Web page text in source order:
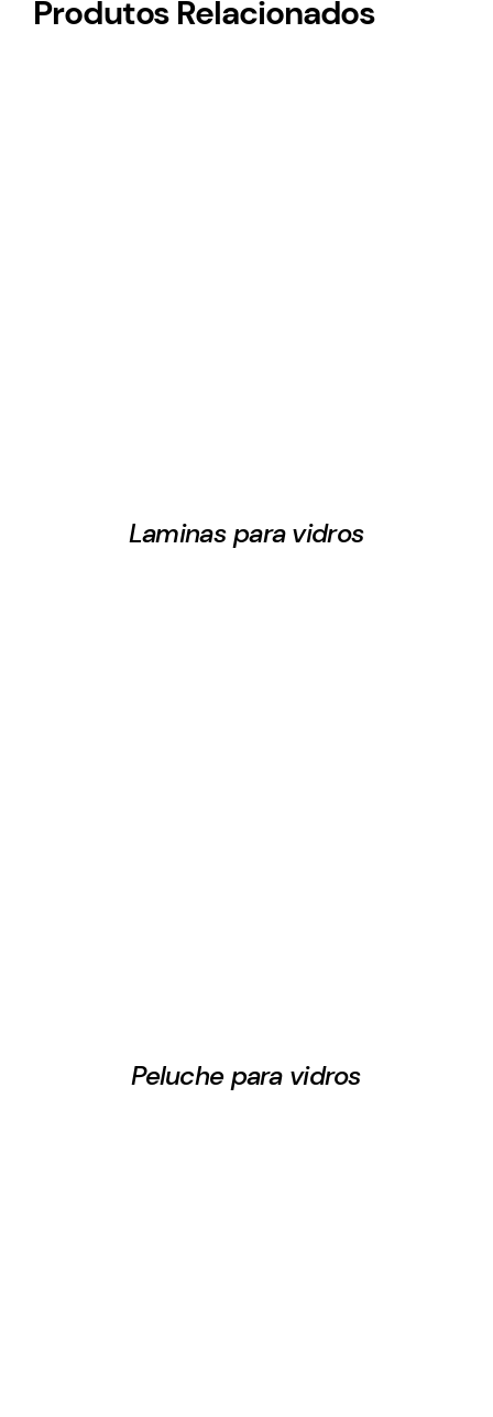
Produtos Relacionados
Laminas para vidros
Peluche para vidros